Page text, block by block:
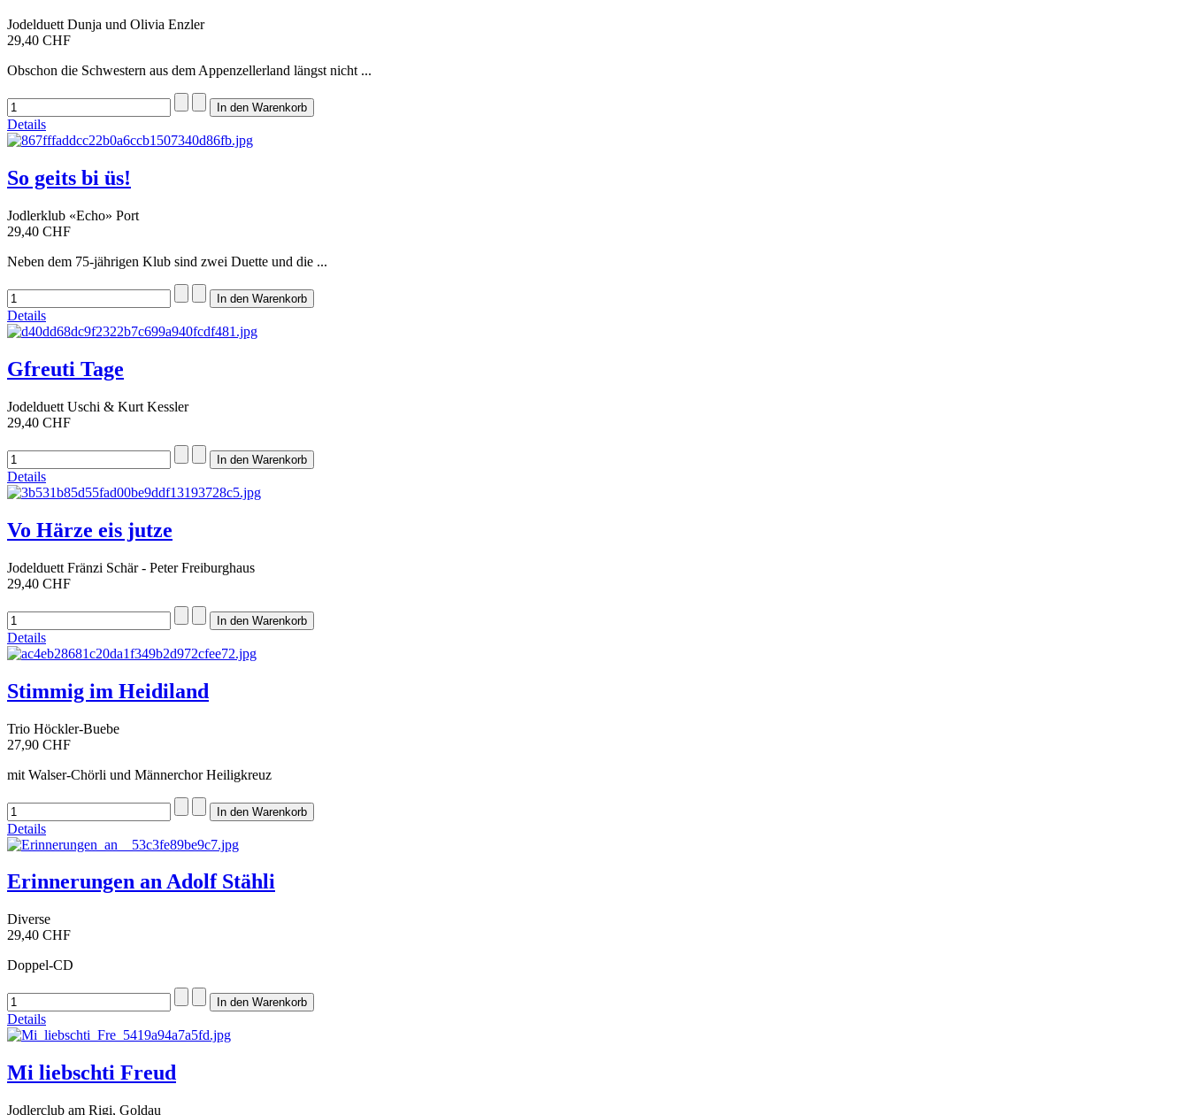
Jodelduett Dunja und Olivia Enzler
29,40 CHF
Obschon die Schwestern aus dem Appenzellerland längst nicht ...
Details
So geits bi üs!
Jodlerklub «Echo» Port
29,40 CHF
Neben dem 75-jährigen Klub sind zwei Duette und die ...
Details
Gfreuti Tage
Jodelduett Uschi & Kurt Kessler
29,40 CHF
Details
Vo Härze eis jutze
Jodelduett Fränzi Schär - Peter Freiburghaus
29,40 CHF
Details
Stimmig im Heidiland
Trio Höckler-Buebe
27,90 CHF
mit Walser-Chörli und Männerchor Heiligkreuz
Details
Erinnerungen an Adolf Stähli
Diverse
29,40 CHF
Doppel-CD
Details
Mi liebschti Freud
Jodlerclub am Rigi, Goldau